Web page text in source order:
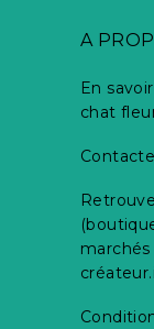
A
En
chat
marchés